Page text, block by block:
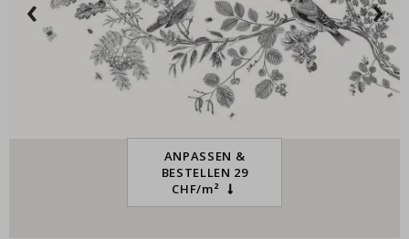
Special
Price
15,00 €
ANPASSEN &
BESTELLEN 29
CHF/m²